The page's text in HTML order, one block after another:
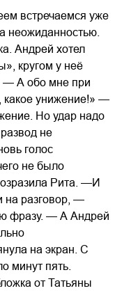
встречаемся уже
неожиданностью.
Андрей хотел
кругом у неё
— А обо мне при
какое унижение!» —
Но удар надо
не
голос
не было
Рита. —И
на разговор, —
фразу. — А Андрей
на экран. С
минут пять.
от Татьяны